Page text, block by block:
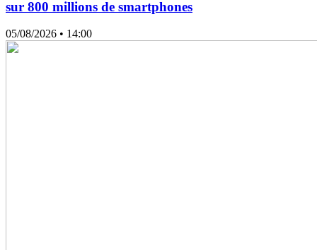
sur 800 millions de smartphones
05/08/2026 • 14:00